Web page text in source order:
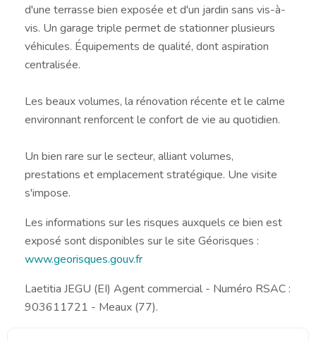
d'une terrasse bien exposée et d'un jardin sans vis-à-
vis. Un garage triple permet de stationner plusieurs
véhicules. Équipements de qualité, dont aspiration
centralisée.
Les beaux volumes, la rénovation récente et le calme
environnant renforcent le confort de vie au quotidien.
Un bien rare sur le secteur, alliant volumes,
prestations et emplacement stratégique. Une visite
s'impose.
Les informations sur les risques auxquels ce bien est
exposé sont disponibles sur le site Géorisques :
www.georisques.gouv.fr
Laetitia JEGU (EI) Agent commercial - Numéro RSAC :
903611721 - Meaux (77).